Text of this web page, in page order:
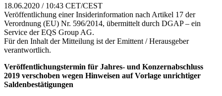
18.06.2020 / 10:43 CET/CEST
Veröffentlichung einer Insiderinformation nach Artikel 17 der
Verordnung (EU) Nr. 596/2014, übermittelt durch DGAP – ein
Service der EQS Group AG.
Für den Inhalt der Mitteilung ist der Emittent / Herausgeber
verantwortlich.
Veröffentlichungstermin für Jahres- und Konzernabschluss
2019 verschoben wegen Hinweisen auf Vorlage unrichtiger
Saldenbestätigungen